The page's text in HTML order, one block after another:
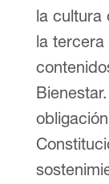
la cultura
la